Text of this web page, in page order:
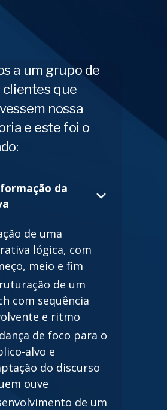
a um grupo de
clientes que
nossa
e este foi o
da
de uma
lógica, com
meio e fim
de um
com sequência
e ritmo
de foco para o
alvo e
do discurso
ouve
de um